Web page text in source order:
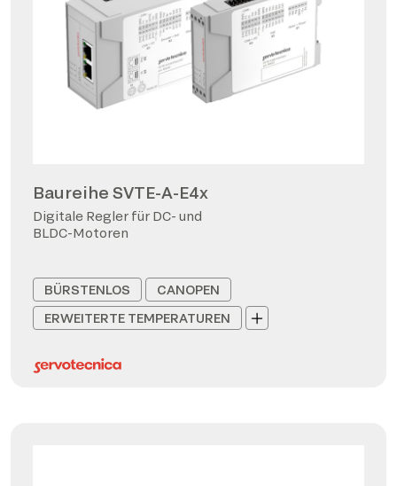
Baureihe SVTE-A-E4x
Digitale Regler für DC- und
BLDC-Motoren
BÜRSTENLOS
CANOPEN
ERWEITERTE TEMPERATUREN